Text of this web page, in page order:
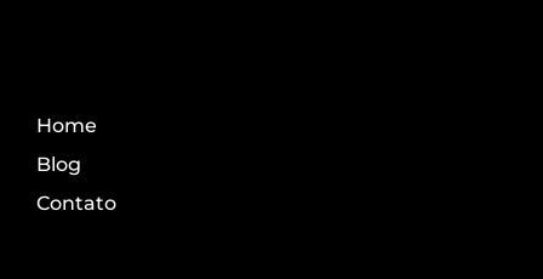
Home
Blog
Contato